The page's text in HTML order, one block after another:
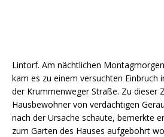
Lintorf. Am nächtlichen
kam es zu einem versuchten Einbruch
der Krummenweger Straße. Zu dieser
Hausbewohner von verdächtigen
nach der Ursache schaute, bemerkte
zum Garten des Hauses aufgebohrt